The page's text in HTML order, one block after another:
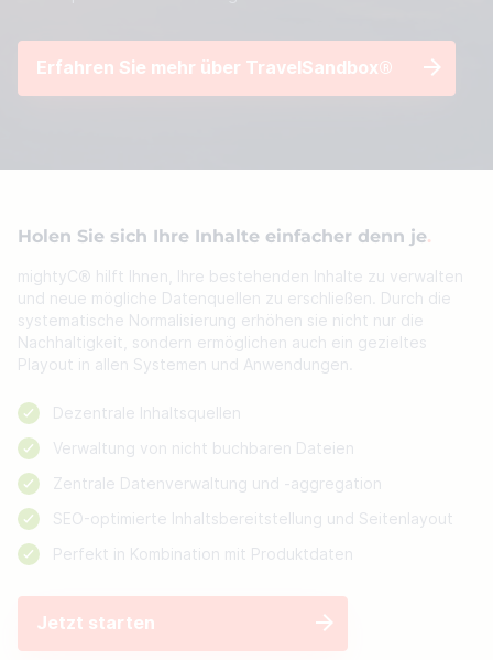
Erfahren Sie mehr über TravelSandbox®
Holen Sie sich Ihre Inhalte einfacher denn je
mightyC® hilft Ihnen, Ihre bestehenden Inhalte zu verwalten
und neue mögliche Datenquellen zu erschließen. Durch die
systematische Normalisierung erhöhen sie nicht nur die
Nachhaltigkeit, sondern ermöglichen auch ein gezieltes
Playout in allen Systemen und Anwendungen.
Dezentrale Inhaltsquellen
Verwaltung von nicht buchbaren Dateien
Zentrale Datenverwaltung und -aggregation
SEO-optimierte Inhaltsbereitstellung und Seitenlayout
Perfekt in Kombination mit Produktdaten
Jetzt starten